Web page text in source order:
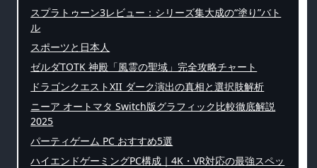
スプラトゥーン3レビュー：シリーズ集大成の“塗り”バト
ル
スポーツと日本人
ゼルダTOTK 神殿「風霊の聖域」完全攻略チャート
ドラゴンクエストXII ダーク演出の真相と選択肢解析
ニーア オートマタ Switch版グラフィック比較徹底解説
2025
パーティゲーム PC おすすめ5選
ハイエンドゲーミングPC構成｜4K・VR対応の最強スペッ